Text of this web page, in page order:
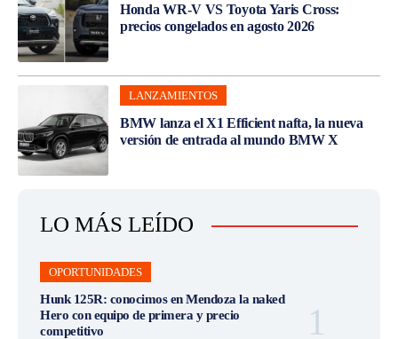
Honda WR-V VS Toyota Yaris Cross:
precios congelados en agosto 2026
LANZAMIENTOS
BMW lanza el X1 Efficient nafta, la nueva
versión de entrada al mundo BMW X
LO MÁS LEÍDO
OPORTUNIDADES
Hunk 125R: conocimos en Mendoza la naked
Hero con equipo de primera y precio
competitivo